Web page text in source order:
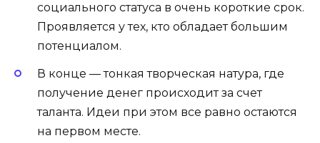
социального статуса в очень короткие срок.
Проявляется у тех, кто обладает большим
потенциалом.
В конце — тонкая творческая натура, где
получение денег происходит за счет
таланта. Идеи при этом все равно остаются
на первом месте.